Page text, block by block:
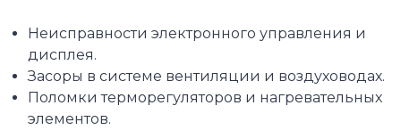
Неисправности электронного управления и
дисплея.
Засоры в системе вентиляции и воздуховодах.
Поломки терморегуляторов и нагревательных
элементов.